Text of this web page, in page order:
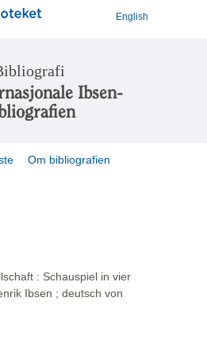
English
Ibsen-
Om bibliografien
: Schauspiel in vier
Ibsen ; deutsch von